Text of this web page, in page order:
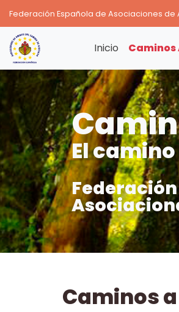
Federación Española de Asociaciones
Inicio Caminos
El
Caminos